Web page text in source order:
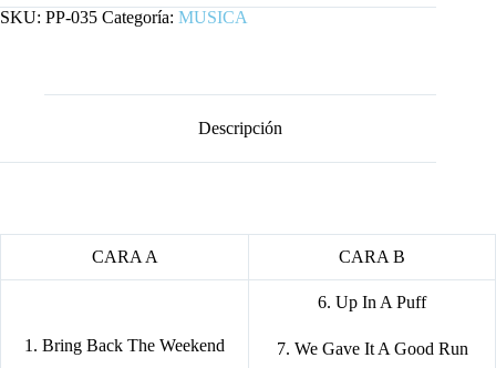
BACK
THE
cantidad
SKU: PP-035 Categoría: MUSICA
Descripción
CARA A CARA B
1. Bring Back The Weekend
6. Up In A Puff
7. We Gave It A Good Run